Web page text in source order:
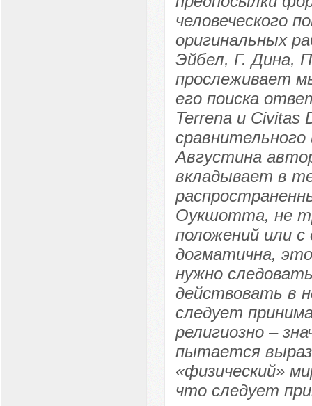
человеческого
оригинальных
Эйбел, Г. Дина,
прослеживает
его поиска
Terrena и
Августина
вкладывает в
Оукшотта, не
положений или с
догматична,
нужно
действовать в
следует
религиозно –
пытается
«физический»
что следует